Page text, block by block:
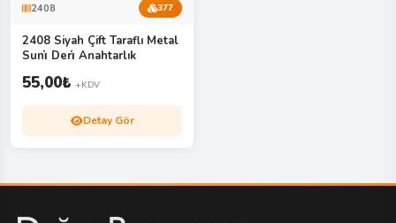
2408 377
2408 Siyah Çift Taraflı Metal
Suni̇ Deri̇ Anahtarlık
55,00₺ +KDV
Detay Gör